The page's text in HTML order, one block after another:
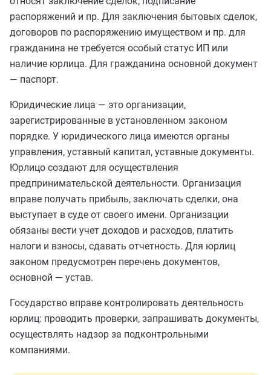
распоряжений и пр. Для заключения бытовых сделок,
договоров по распоряжению имуществом и пр. для
гражданина не требуется особый статус ИП или
наличие юрлица. Для гражданина основной документ
— паспорт.
Юридические лица — это организации,
зарегистрированные в установленном законом
порядке. У юридического лица имеются органы
управления, уставный капитал, уставные документы.
Юрлицо создают для осуществления
предпринимательской деятельности. Организация
вправе получать прибыль, заключать сделки, она
выступает в суде от своего имени. Организации
обязаны вести учет доходов и расходов, платить
налоги и взносы, сдавать отчетность. Для юрлиц
законом предусмотрен перечень документов,
основной — устав.
Государство вправе контролировать деятельность
юрлиц: проводить проверки, запрашивать документы,
осуществлять надзор за подконтрольными
компаниями.